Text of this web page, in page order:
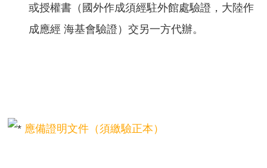
訊
或授權書（國外作成須經駐外館處驗證，大陸作
成應經 海基會驗證）交另一方代辦。
應備證明文件（須繳驗正本）